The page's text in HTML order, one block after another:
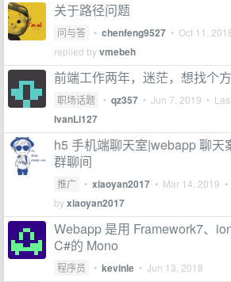
关于路径问题
问与答 • chenfeng9527 • Oct 11,
replied byvmebeh
前端工作两年，迷茫，想找个
职场话题 • qz357 • Jun 7, 2019 •
IvanLi127
h5 手机端聊天室|webapp 聊天
群聊间
推广 • xiaoyan2017 • Mar 14, 2019
byxiaoyan2017
Webapp 是用 Framework7、
C#的 Mono
程序员 • kevinle • Jun 13, 2018